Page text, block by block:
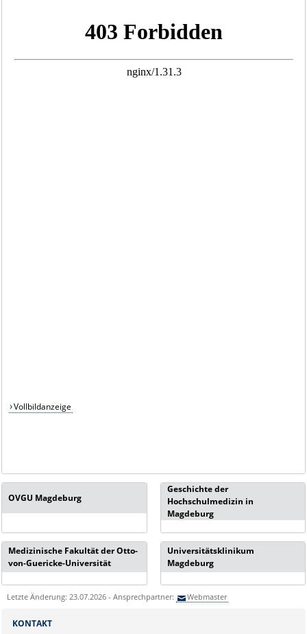
Vollbildanzeige
OVGU Magdeburg
Geschichte der
Hochschulmedizin in
Magdeburg
Medizinische Fakultät der Otto-
von-Guericke-Universität
Universitätsklinikum
Magdeburg
Letzte Änderung: 23.07.2026 - Ansprechpartner: Webmaster
KONTAKT